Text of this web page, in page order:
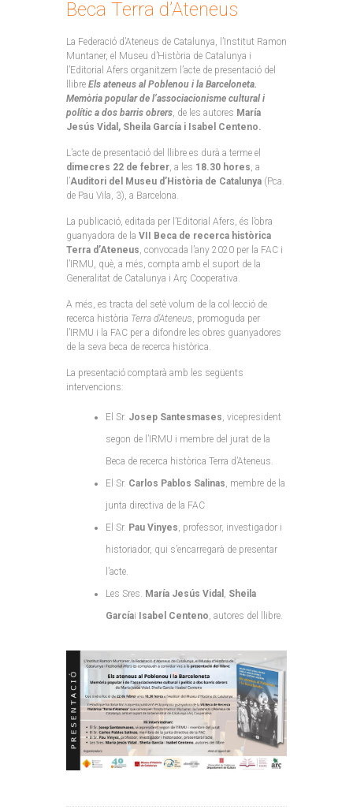
Beca Terra d’Ateneus
La Federació d’Ateneus de Catalunya, l’Institut Ramon
Muntaner, el Museu d’Història de Catalunya i
l’Editorial Afers organitzem l’acte de presentació del
llibre Els ateneus al Poblenou i la Barceloneta.
Memòria popular de l’associacionisme cultural i
polític a dos barris obrers, de les autores María
Jesús Vidal, Sheila García i Isabel Centeno.
L’acte de presentació del llibre es durà a terme el
dimecres 22 de febrer, a les 18.30 hores, a
l’Auditori del Museu d’Història de Catalunya (Pca.
de Pau Vila, 3), a Barcelona.
La publicació, editada per l’Editorial Afers, és l’obra
guanyadora de la VII Beca de recerca històrica
Terra d’Ateneus, convocada l’any 2020 per la FAC i
l’IRMU, què, a més, compta amb el suport de la
Generalitat de Catalunya i Arç Cooperativa.
A més, es tracta del setè volum de la col·lecció de
recerca història Terra d’Ateneus, promoguda per
l’IRMU i la FAC per a difondre les obres guanyadores
de la seva beca de recerca històrica.
La presentació comptarà amb les següents
intervencions:
El Sr. Josep Santesmases, vicepresident
segon de l’IRMU i membre del jurat de la
Beca de recerca històrica Terra d’Ateneus.
El Sr. Carlos Pablos Salinas, membre de la
junta directiva de la FAC
El Sr. Pau Vinyes, professor, investigador i
historiador, qui s’encarregarà de presentar
l’acte.
Les Sres. María Jesús Vidal , Sheila
Garcíai Isabel Centeno, autores del llibre.